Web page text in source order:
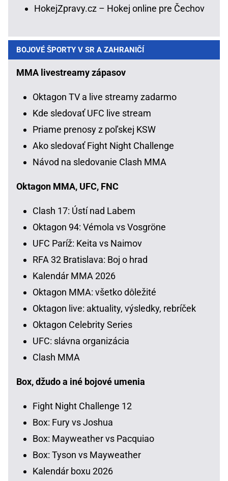
HokejZpravy.cz – Hokej online pre Čechov
BOJOVÉ ŠPORTY V SR A ZAHRANIČÍ
MMA livestreamy zápasov
Oktagon TV a live streamy zadarmo
Kde sledovať UFC live stream
Priame prenosy z poľskej KSW
Ako sledovať Fight Night Challenge
Návod na sledovanie Clash MMA
Oktagon MMA, UFC, FNC
Clash 17: Ústí nad Labem
Oktagon 94: Vémola vs Vosgröne
UFC Paríž: Keita vs Naimov
RFA 32 Bratislava: Boj o hrad
Kalendár MMA 2026
Oktagon MMA: všetko dôležité
Oktagon live: aktuality, výsledky, rebríček
Oktagon Celebrity Series
UFC: slávna organizácia
Clash MMA
Box, džudo a iné bojové umenia
Fight Night Challenge 12
Box: Fury vs Joshua
Box: Mayweather vs Pacquiao
Box: Tyson vs Mayweather
Kalendár boxu 2026